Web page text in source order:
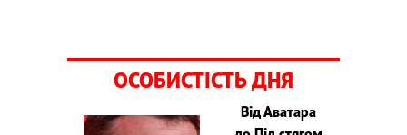
ОСОБИСТІСТЬ ДНЯ
Від Аватара